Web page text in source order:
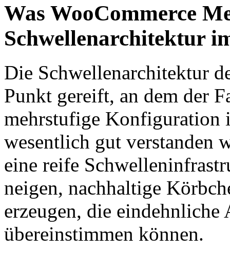
Was WooCommerce
Schwellenarchitektur
Die Schwellenarchitektur
Punkt gereift, an dem der
mehrstufige Konfiguration
wesentlich gut verstanden
eine reife
neigen, nachhaltige
erzeugen, die
übereinstimmen können.